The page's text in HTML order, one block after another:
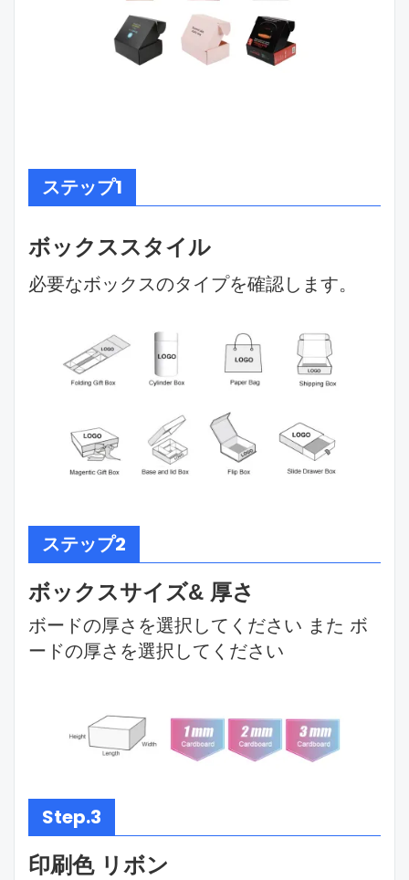
ステップ1
ボックススタイル
必要なボックスのタイプを確認します。
ステップ2
ボックスサイズ& 厚さ
ボードの厚さを選択してください また ボ
ードの厚さを選択してください
Step.3
印刷色 リボン